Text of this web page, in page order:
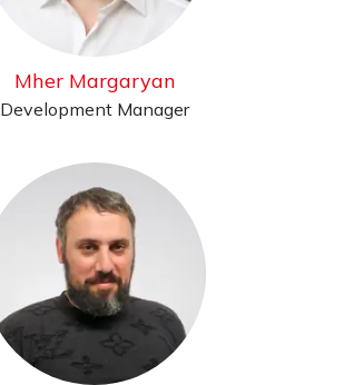
Mher Margaryan
Development Manager